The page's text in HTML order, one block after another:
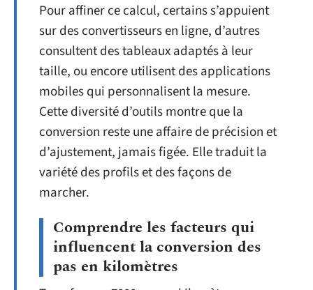
Pour affiner ce calcul, certains s’appuient
sur des convertisseurs en ligne, d’autres
consultent des tableaux adaptés à leur
taille, ou encore utilisent des applications
mobiles qui personnalisent la mesure.
Cette diversité d’outils montre que la
conversion reste une affaire de précision et
d’ajustement, jamais figée. Elle traduit la
variété des profils et des façons de
marcher.
Comprendre les facteurs qui
influencent la conversion des
pas en kilomètres